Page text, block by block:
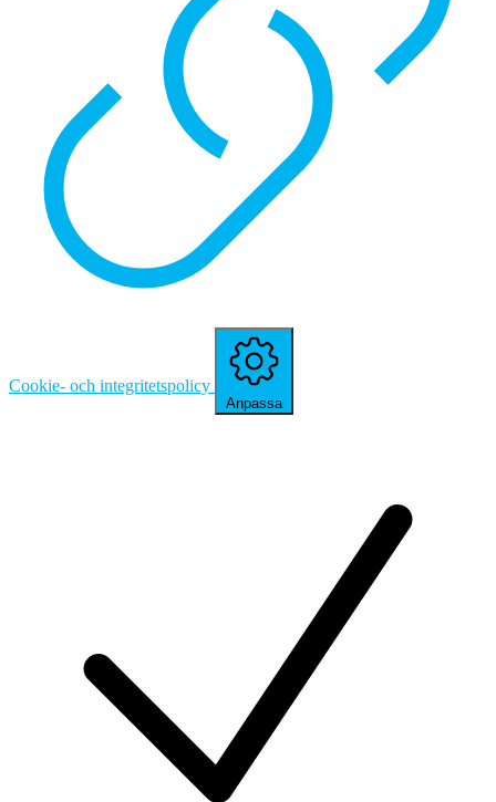
Cookie- och integritetspolicy
Anpassa